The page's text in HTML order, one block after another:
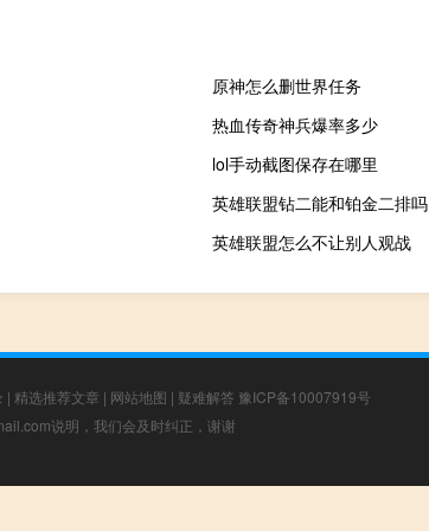
原神怎么删世界任务
热血传奇神兵爆率多少
lol手动截图保存在哪里
英雄联盟钻二能和铂金二排吗
英雄联盟怎么不让别人观战
| 精选推荐文章 | 网站地图 | 疑难解答 豫ICP备10007919号
说明，我们会及时纠正，谢谢